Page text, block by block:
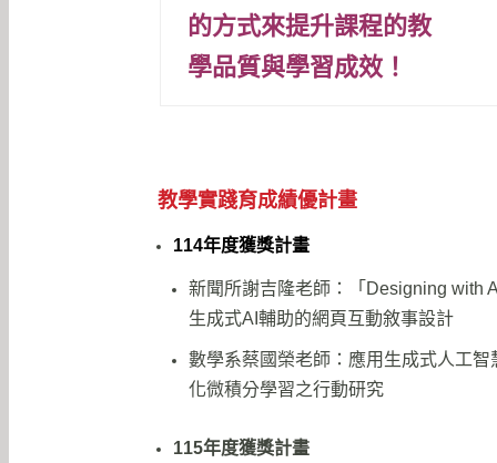
的方式來提升課程的教
學品質與學習成效！
教學實踐育成績優計畫
114年度獲獎計畫
新聞所謝吉隆老師：「Designing with
⽣成式AI輔助的網⾴互動敘事設計
數學系蔡國榮老師：應用生成式人工智
化微積分學習之行動研究
115年度獲獎計畫